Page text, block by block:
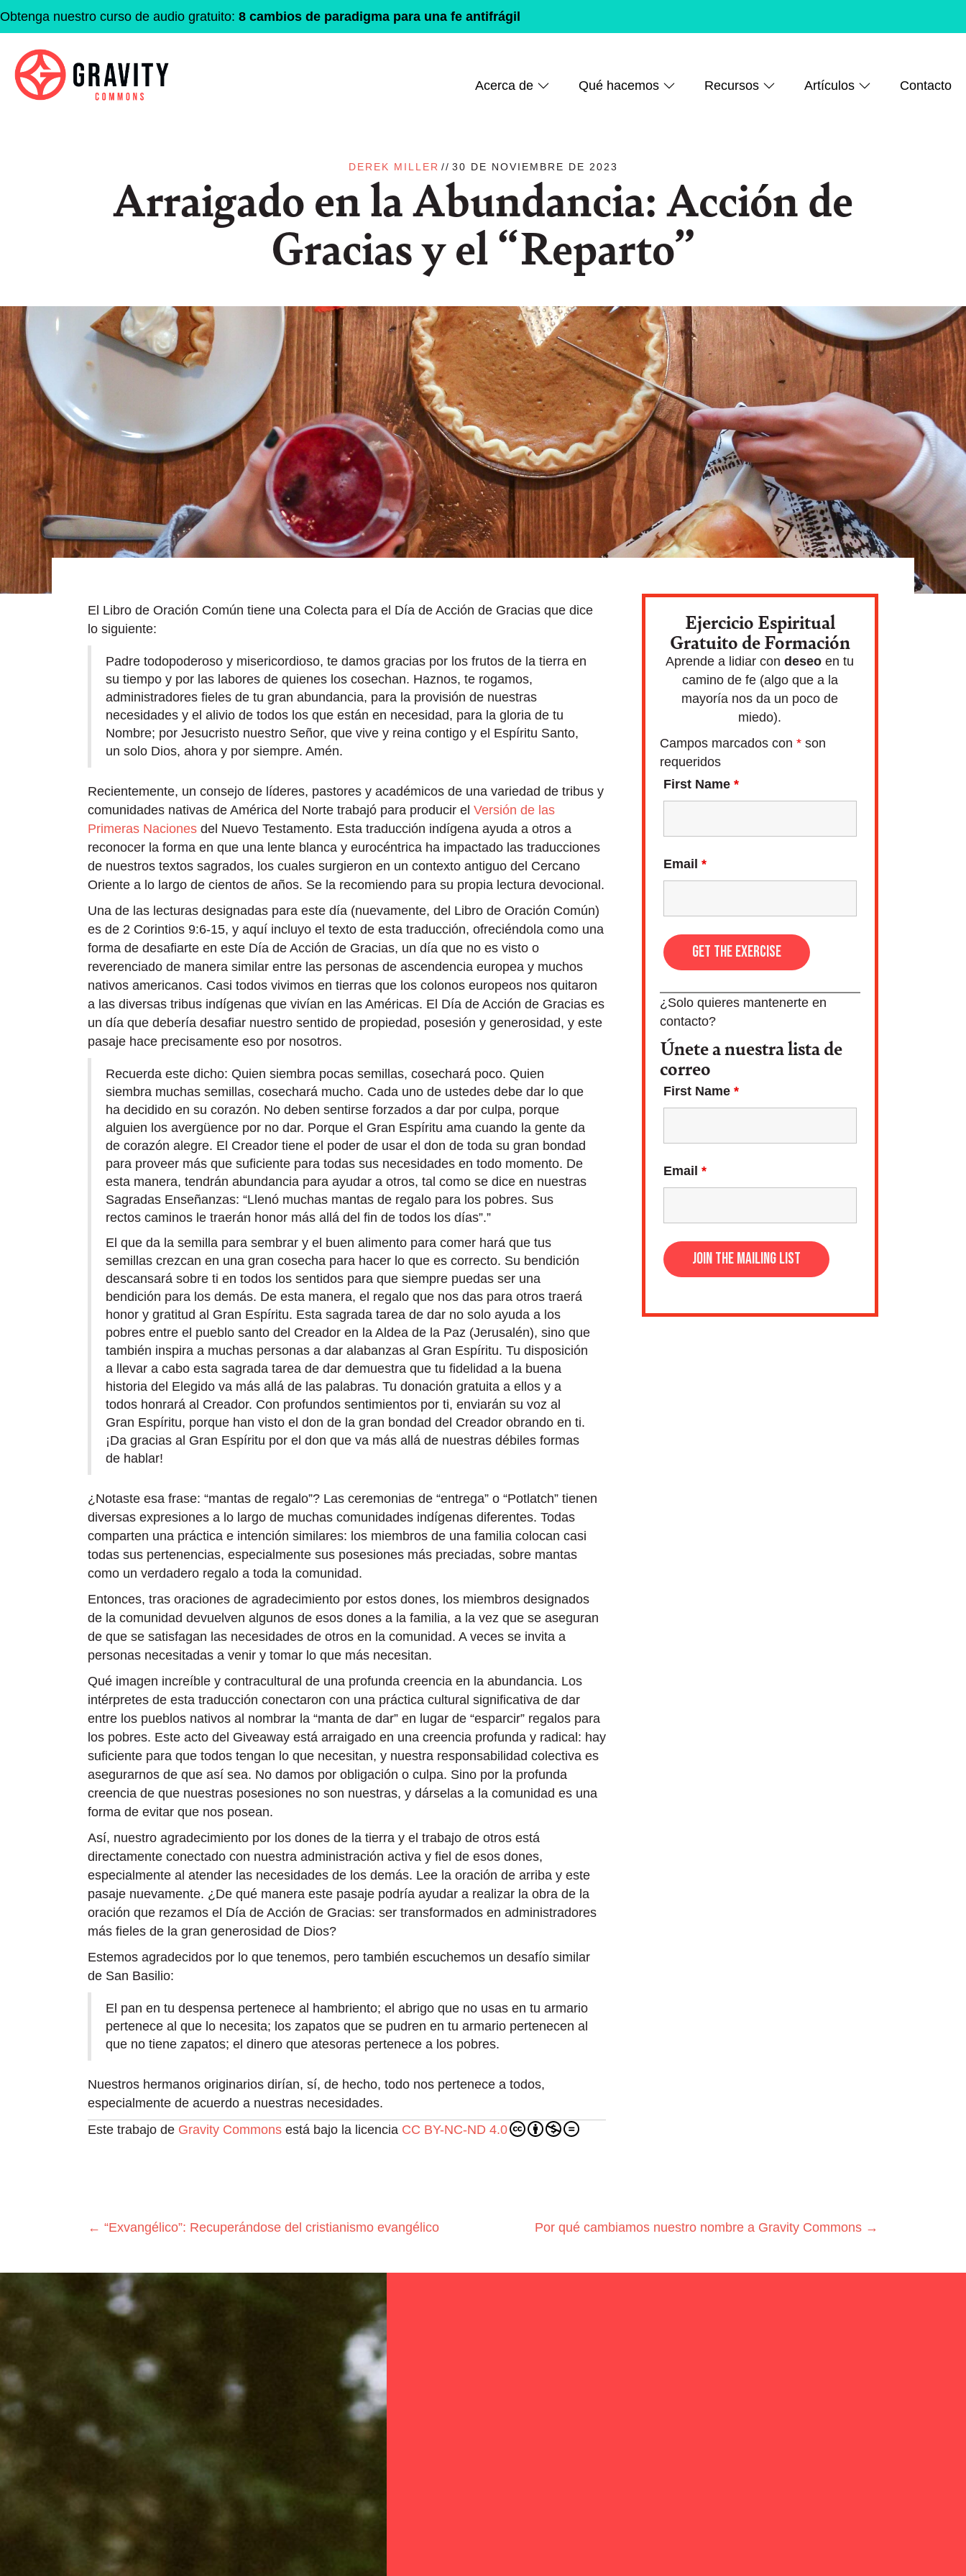
Obtenga nuestro curso de audio gratuito: 8 cambios de paradigma para una fe antifrágil
Acerca de Qué hacemos Recursos Artículos Contacto
DEREK MILLER // 30 DE NOVIEMBRE DE 2023
Arraigado en la Abundancia: Acción de
Gracias y el “Reparto”
El Libro de Oración Común tiene una Colecta para el Día de Acción de Gracias que dice
lo siguiente:
Padre todopoderoso y misericordioso, te damos gracias por los frutos de la tierra en
su tiempo y por las labores de quienes los cosechan. Haznos, te rogamos,
administradores fieles de tu gran abundancia, para la provisión de nuestras
necesidades y el alivio de todos los que están en necesidad, para la gloria de tu
Nombre; por Jesucristo nuestro Señor, que vive y reina contigo y el Espíritu Santo,
un solo Dios, ahora y por siempre. Amén.
Recientemente, un consejo de líderes, pastores y académicos de una variedad de tribus y
comunidades nativas de América del Norte trabajó para producir el Versión de las
Primeras Naciones del Nuevo Testamento. Esta traducción indígena ayuda a otros a
reconocer la forma en que una lente blanca y eurocéntrica ha impactado las traducciones
de nuestros textos sagrados, los cuales surgieron en un contexto antiguo del Cercano
Oriente a lo largo de cientos de años. Se la recomiendo para su propia lectura devocional.
Una de las lecturas designadas para este día (nuevamente, del Libro de Oración Común)
es de 2 Corintios 9:6-15, y aquí incluyo el texto de esta traducción, ofreciéndola como una
forma de desafiarte en este Día de Acción de Gracias, un día que no es visto o
reverenciado de manera similar entre las personas de ascendencia europea y muchos
nativos americanos. Casi todos vivimos en tierras que los colonos europeos nos quitaron
a las diversas tribus indígenas que vivían en las Américas. El Día de Acción de Gracias es
un día que debería desafiar nuestro sentido de propiedad, posesión y generosidad, y este
pasaje hace precisamente eso por nosotros.
Recuerda este dicho: Quien siembra pocas semillas, cosechará poco. Quien
siembra muchas semillas, cosechará mucho. Cada uno de ustedes debe dar lo que
ha decidido en su corazón. No deben sentirse forzados a dar por culpa, porque
alguien los avergüence por no dar. Porque el Gran Espíritu ama cuando la gente da
de corazón alegre. El Creador tiene el poder de usar el don de toda su gran bondad
para proveer más que suficiente para todas sus necesidades en todo momento. De
esta manera, tendrán abundancia para ayudar a otros, tal como se dice en nuestras
Sagradas Enseñanzas: “Llenó muchas mantas de regalo para los pobres. Sus
rectos caminos le traerán honor más allá del fin de todos los días”.”
El que da la semilla para sembrar y el buen alimento para comer hará que tus
semillas crezcan en una gran cosecha para hacer lo que es correcto. Su bendición
descansará sobre ti en todos los sentidos para que siempre puedas ser una
bendición para los demás. De esta manera, el regalo que nos das para otros traerá
honor y gratitud al Gran Espíritu. Esta sagrada tarea de dar no solo ayuda a los
pobres entre el pueblo santo del Creador en la Aldea de la Paz (Jerusalén), sino que
también inspira a muchas personas a dar alabanzas al Gran Espíritu. Tu disposición
a llevar a cabo esta sagrada tarea de dar demuestra que tu fidelidad a la buena
historia del Elegido va más allá de las palabras. Tu donación gratuita a ellos y a
todos honrará al Creador. Con profundos sentimientos por ti, enviarán su voz al
Gran Espíritu, porque han visto el don de la gran bondad del Creador obrando en ti.
¡Da gracias al Gran Espíritu por el don que va más allá de nuestras débiles formas
de hablar!
¿Notaste esa frase: “mantas de regalo”? Las ceremonias de “entrega” o “Potlatch” tienen
diversas expresiones a lo largo de muchas comunidades indígenas diferentes. Todas
comparten una práctica e intención similares: los miembros de una familia colocan casi
todas sus pertenencias, especialmente sus posesiones más preciadas, sobre mantas
como un verdadero regalo a toda la comunidad.
Entonces, tras oraciones de agradecimiento por estos dones, los miembros designados
de la comunidad devuelven algunos de esos dones a la familia, a la vez que se aseguran
de que se satisfagan las necesidades de otros en la comunidad. A veces se invita a
personas necesitadas a venir y tomar lo que más necesitan.
Qué imagen increíble y contracultural de una profunda creencia en la abundancia. Los
intérpretes de esta traducción conectaron con una práctica cultural significativa de dar
entre los pueblos nativos al nombrar la “manta de dar” en lugar de “esparcir” regalos para
los pobres. Este acto del Giveaway está arraigado en una creencia profunda y radical: hay
suficiente para que todos tengan lo que necesitan, y nuestra responsabilidad colectiva es
asegurarnos de que así sea. No damos por obligación o culpa. Sino por la profunda
creencia de que nuestras posesiones no son nuestras, y dárselas a la comunidad es una
forma de evitar que nos posean.
Así, nuestro agradecimiento por los dones de la tierra y el trabajo de otros está
directamente conectado con nuestra administración activa y fiel de esos dones,
especialmente al atender las necesidades de los demás. Lee la oración de arriba y este
pasaje nuevamente. ¿De qué manera este pasaje podría ayudar a realizar la obra de la
oración que rezamos el Día de Acción de Gracias: ser transformados en administradores
más fieles de la gran generosidad de Dios?
Estemos agradecidos por lo que tenemos, pero también escuchemos un desafío similar
de San Basilio:
El pan en tu despensa pertenece al hambriento; el abrigo que no usas en tu armario
pertenece al que lo necesita; los zapatos que se pudren en tu armario pertenecen al
que no tiene zapatos; el dinero que atesoras pertenece a los pobres.
Nuestros hermanos originarios dirían, sí, de hecho, todo nos pertenece a todos,
especialmente de acuerdo a nuestras necesidades.
Este trabajo de Gravity Commons está bajo la licencia CC BY-NC-ND 4.0
Ejercicio Espiritual
Gratuito de Formación
Aprende a lidiar condeseo en tu
camino de fe (algo que a la
mayoría nos da un poco de
miedo).
Campos marcados con *son
requeridos
First Name *
Email *
¿Solo quieres mantenerte en
contacto?
Únete a nuestra lista de
correo
First Name *
Email *
Navegación
de
publicaciones
← “Exvangélico”: Recuperándose del cristianismo evangélico Por qué cambiamos nuestro nombre a Gravity Commons →